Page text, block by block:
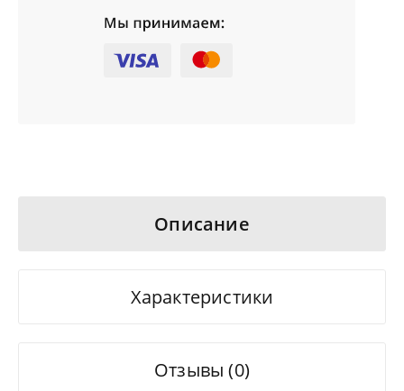
Описание
Характеристики
Отзывы (0)